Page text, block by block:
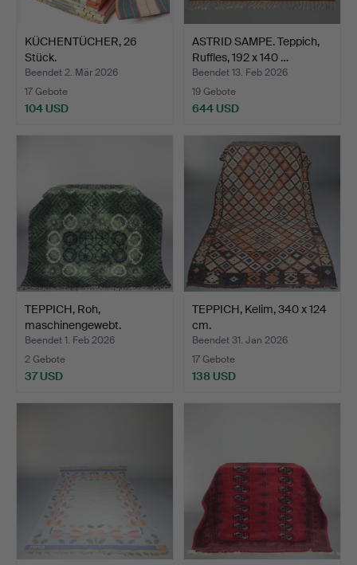
KÜCHENTÜCHER, 26
Stück.
Beendet 2. Mär 2026
17 Gebote
104 USD
ASTRID SAMPE. Teppich,
Ruffles, 192 x 140 …
Beendet 13. Feb 2026
19 Gebote
644 USD
TEPPICH, Roh,
maschinengewebt.
Beendet 1. Feb 2026
2 Gebote
37 USD
TEPPICH, Kelim, 340 x 124
cm.
Beendet 31. Jan 2026
17 Gebote
138 USD